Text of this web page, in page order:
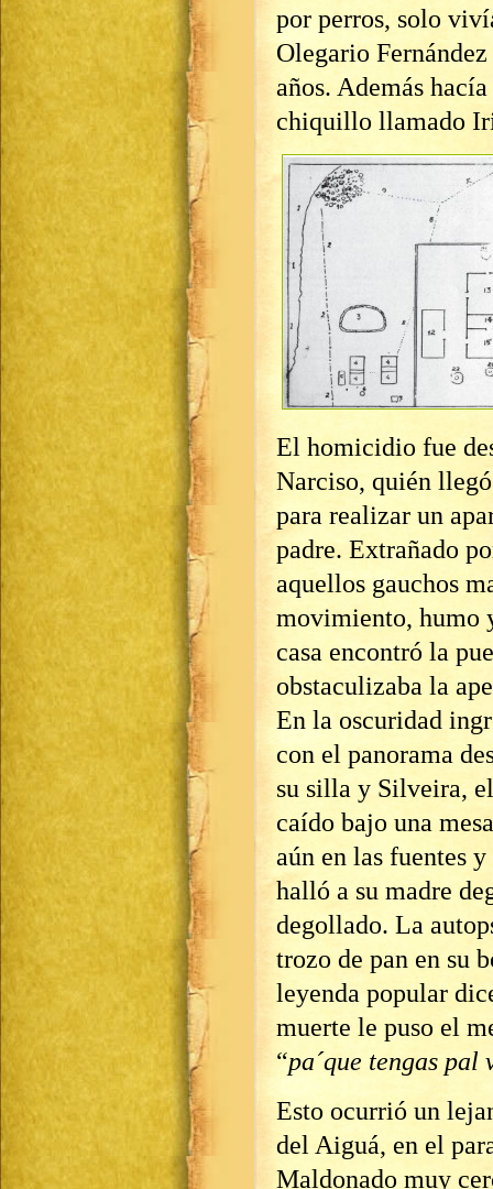
por perros, solo
Olegario
años. Además
chiquillo llamado
El homicidio fue
Narciso, quién llegó
para realizar un
padre. Extrañado
aquellos gauchos
movimiento, humo
casa encontró la
obstaculizaba la
En la oscuridad
con el panorama
su silla y Silveira,
caído bajo una
aún en las fuentes
halló a su madre
degollado. La
trozo de pan en su
leyenda popular
muerte le puso el
“pa´que tengas pal
Esto ocurrió un
del Aiguá, en el
Maldonado muy